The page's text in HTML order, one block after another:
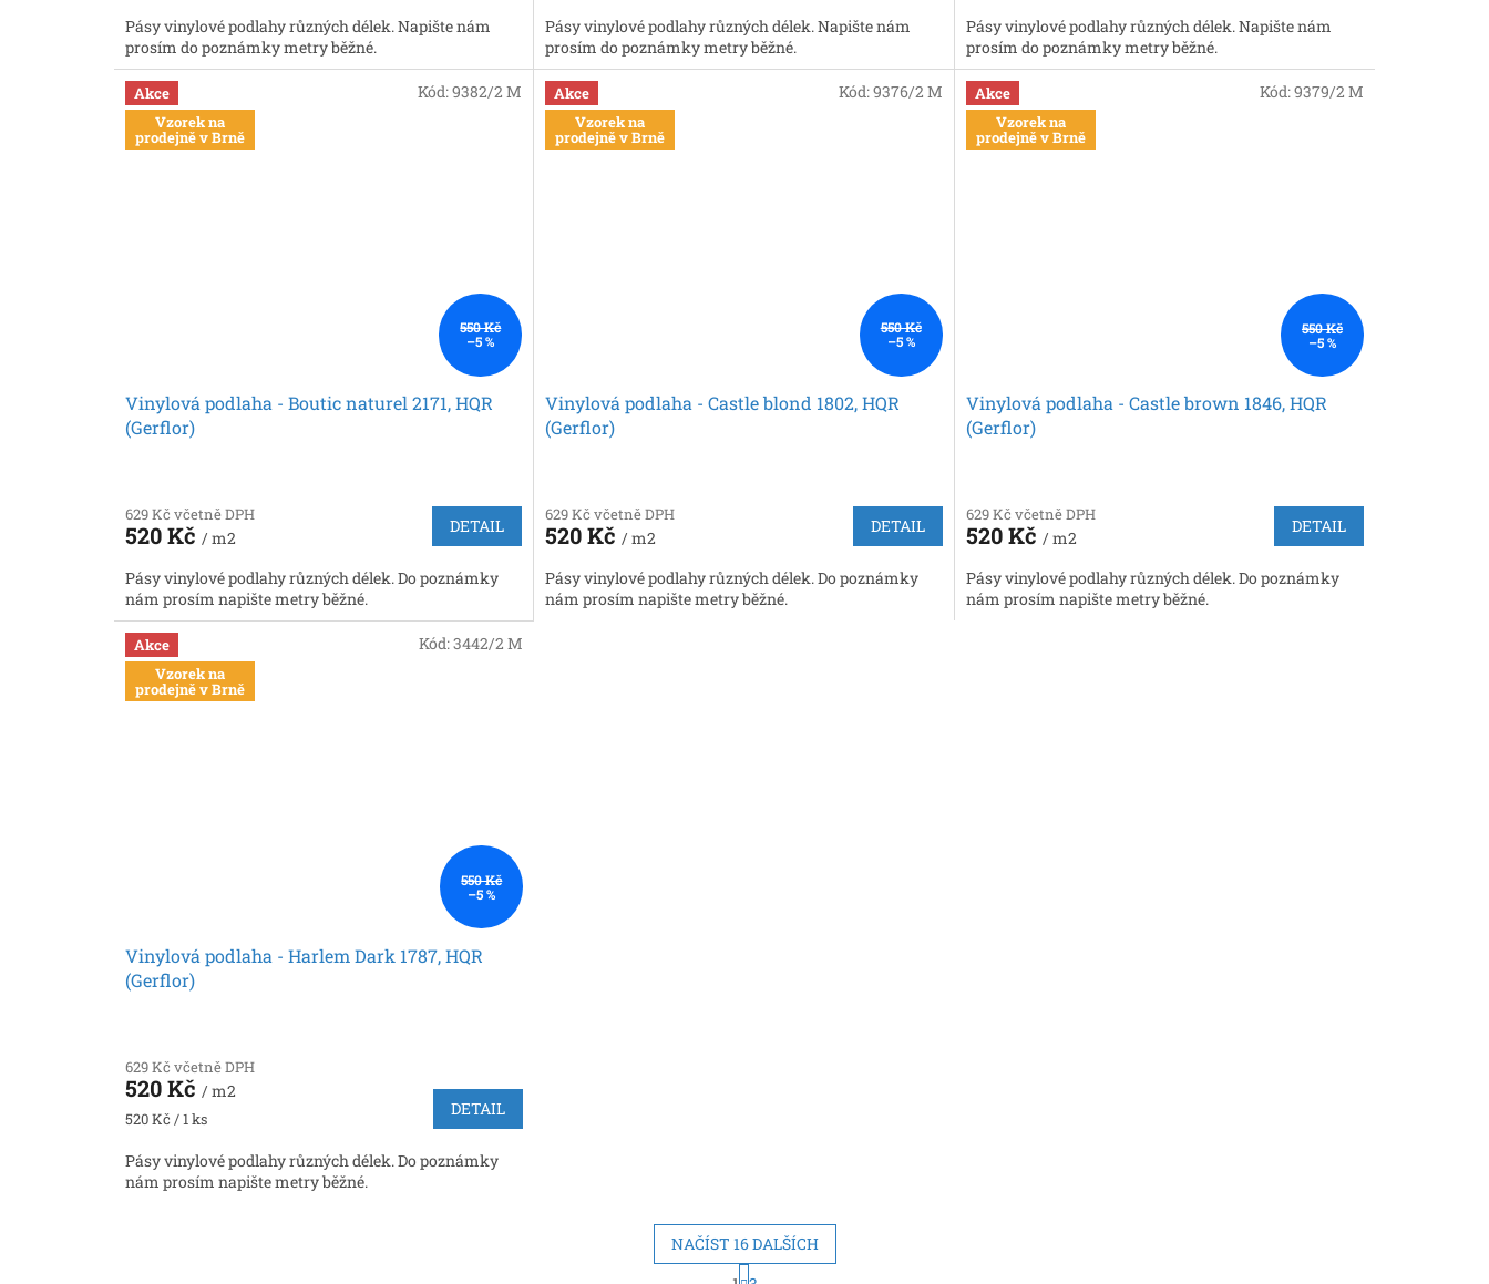
Pásy vinylové podlahy různých délek. Napište nám
prosím do poznámky metry běžné.
Pásy vinylové podlahy různých délek. Napište nám
prosím do poznámky metry běžné.
Pásy vinylové podlahy různých délek. Napište nám
prosím do poznámky metry běžné.
Akce
Vzorek na
prodejně v Brně
550 Kč
–5 %
Vinylová podlaha - Boutic naturel 2171, HQR
(Gerflor)
629 Kč včetně DPH
520 Kč / m2
DETAIL
Pásy vinylové podlahy různých délek. Do poznámky
nám prosím napište metry běžné.
Kód:9382/2 M
Akce
Vzorek na
prodejně v Brně
550 Kč
–5 %
Vinylová podlaha - Castle blond 1802, HQR
(Gerflor)
629 Kč včetně DPH
520 Kč / m2
DETAIL
Pásy vinylové podlahy různých délek. Do poznámky
nám prosím napište metry běžné.
Kód:9376/2 M
Akce
Vzorek na
prodejně v Brně
550 Kč
–5 %
Vinylová podlaha - Castle brown 1846, HQR
(Gerflor)
629 Kč včetně DPH
520 Kč / m2
DETAIL
Pásy vinylové podlahy různých délek. Do poznámky
nám prosím napište metry běžné.
Kód:9379/2 M
Akce
Vzorek na
prodejně v Brně
550 Kč
–5 %
Vinylová podlaha - Harlem Dark 1787, HQR
(Gerflor)
629 Kč včetně DPH
520 Kč / m2
Měrná
520 Kč / 1 ks DETAIL
Pásy vinylové podlahy různých délek. Do poznámky
nám prosím napište metry běžné.
Kód:3442/2 M
NAČÍST 16 DALŠÍCH
S